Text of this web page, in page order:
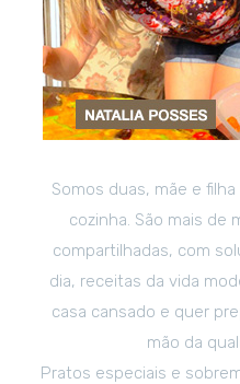
Somos duas, mãe e
cozinha. São mais de
compartilhadas, com
dia, receitas da vida
casa cansado e quer
mão da
Pratos especiais e